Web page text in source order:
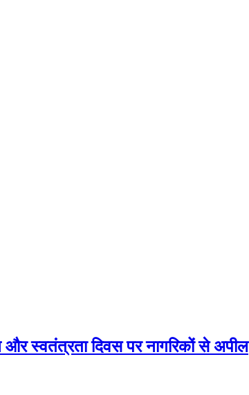
और स्वतंत्रता दिवस पर नागरिकों से अपील